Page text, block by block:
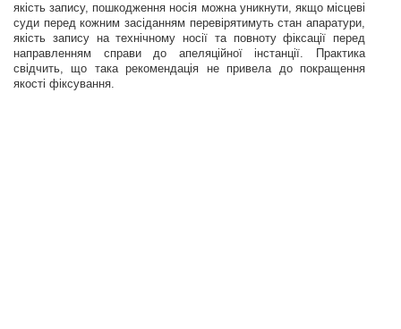
якість запису, пошкодження носія можна уникнути, якщо місцеві
суди перед кожним засіданням перевірятимуть стан апаратури,
якість запису на технічному носії та повноту фіксації перед
направленням справи до апеляційної інстанції. Практика
свідчить, що така рекомендація не привела до покращення
якості фіксування.